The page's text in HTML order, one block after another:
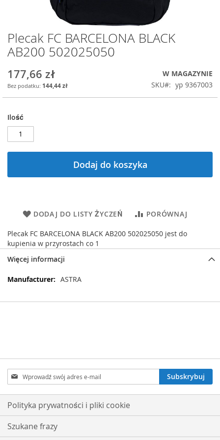
Przejdź
na
początek
Plecak FC BARCELONA BLACK
AB200 502025050
177,66 zł
144,44 zł
W MAGAZYNIE
SKU
yp 9367003
Ilość
Dodaj do koszyka
DODAJ DO LISTY ŻYCZEŃ PORÓWNAJ
Plecak FC BARCELONA BLACK AB200 502025050 jest do
kupienia w przyrostach co 1
Więcej informacji
Więcej
ASTRA
Subskrybuj
nasz
newsletter:
Subskrybuj
Polityka prywatności i pliki cookie
Szukane frazy